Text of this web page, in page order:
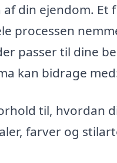
din ejendom. Et
processen
passer til dine
kan bidrage
til, hvordan
farver og